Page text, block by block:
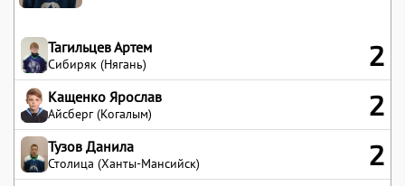
Тагильцев Артем
Сибиряк (Нягань) 2
Кащенко Ярослав
Айсберг (Когалым) 2
Тузов Данила
Столица (Ханты-Мансийск) 2